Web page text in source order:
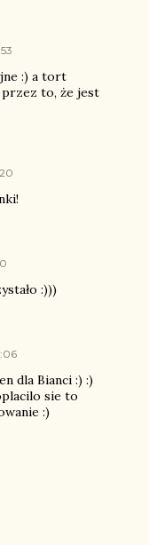
:) a tort
przez to, że jest
:)))
dla Bianci :) :)
sie to
:)